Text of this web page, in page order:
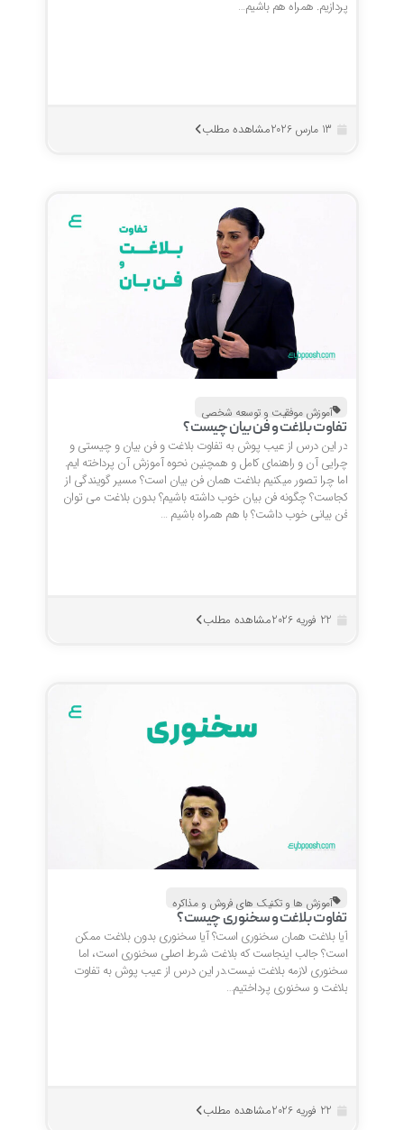
پردازیم. همراه هم باشیم…
مشاهده مطلب
آموزش موفقیت و توسعه شخصی
تفاوت بلاغت و فن بیان چیست؟
در این درس از عیب پوش به تفاوت بلاغت و فن بیان و چیستی و
چرایی آن و راهنمای کامل و همچنین نحوه آموزش آن پرداخته ایم.
اما چرا تصور میکنیم بلاغت همان فن بیان است؟ مسیر گویندگی از
کجاست؟ چگونه فن بیان خوب داشته باشیم؟ بدون بلاغت می توان
فن بیانی خوب داشت؟ با هم همراه باشیم …
22 فوریه 2026 مشاهده مطلب
آموزش ها و تکنیک های فروش و مذاکره
تفاوت بلاغت و سخنوری چیست؟
آیا بلاغت همان سخنوری است؟ آیا سخنوری بدون بلاغت ممکن
است؟ جالب اینجاست که بلاغت شرط اصلی سخنوری است، اما
سخنوری لازمه بلاغت نیست.در این درس از عیب پوش به تفاوت
بلاغت و سخنوری پرداختیم…
22 فوریه 2026 مشاهده مطلب